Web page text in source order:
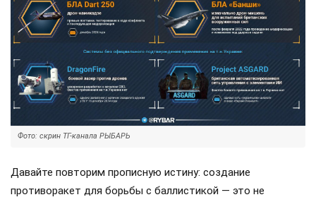
Фото: скрин ТГ-канала РЫБАРЬ
Давайте повторим прописную истину: создание
противоракет для борьбы с баллистикой — это не